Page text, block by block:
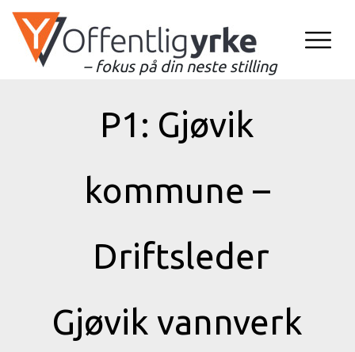
– fokus på din neste stilling
P1: Gjøvik
kommune –
Driftsleder
Gjøvik vannverk